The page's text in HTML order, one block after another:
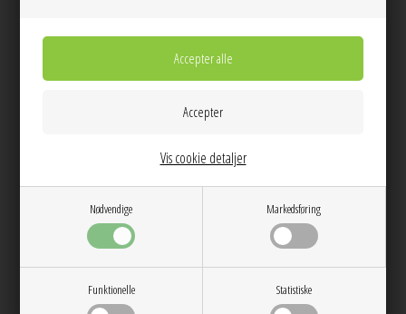
Nødvendige Markedsføring
Funktionelle Statistiske
Vis cookie detaljer
Smukke sløjfe øreringe fra Pico med Rhinsten.
Spørg til varen Levering
Farver: Guld
Materiale: 22 karat forgyldt sterlingsølv
Mål: 19 x 20 mm
Dag til dag levering på hverdage